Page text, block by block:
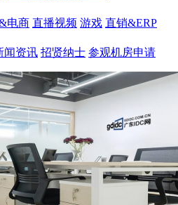
电商 直播视频 游戏 直销&ERP
闻资讯 招贤纳士 参观机房申请